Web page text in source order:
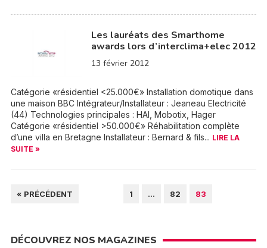
Les lauréats des Smarthome
awards lors d’interclima+elec 2012
13 février 2012
Catégorie «résidentiel <25.000€» Installation domotique dans
une maison BBC Intégrateur/Installateur : Jeaneau Electricité
(44) Technologies principales : HAI, Mobotix, Hager
Catégorie «résidentiel >50.000€» Réhabilitation complète
d’une villa en Bretagne Installateur : Bernard & fils... LIRE LA
SUITE »
PAGINATION
« PRÉCÉDENT 1 … 82 83
DÉCOUVREZ NOS MAGAZINES